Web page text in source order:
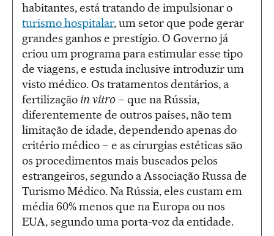
habitantes, está tratando de impulsionar o
turismo hospitalar, um setor que pode gerar
grandes ganhos e prestígio. O Governo já
criou um programa para estimular esse tipo
de viagens, e estuda inclusive introduzir um
visto médico. Os tratamentos dentários, a
fertilização in vitro– que na Rússia,
diferentemente de outros países, não tem
limitação de idade, dependendo apenas do
critério médico – e as cirurgias estéticas são
os procedimentos mais buscados pelos
estrangeiros, segundo a Associação Russa de
Turismo Médico. Na Rússia, eles custam em
média 60% menos que na Europa ou nos
EUA, segundo uma porta-voz da entidade.